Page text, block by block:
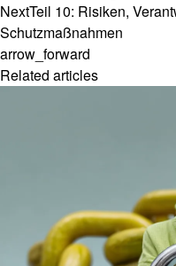
NextTeil 10: Risiken,
Schutzmaßnahmen
arrow_forward
Related articles